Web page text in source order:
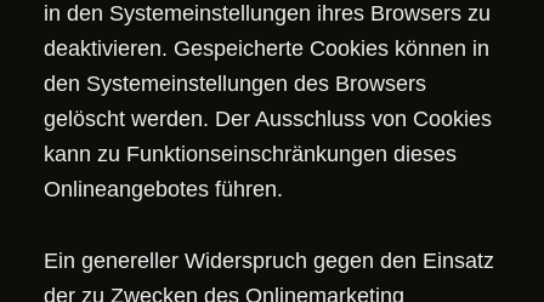
in den Systemeinstellungen ihres Browsers zu
deaktivieren. Gespeicherte Cookies können in
den Systemeinstellungen des Browsers
gelöscht werden. Der Ausschluss von Cookies
kann zu Funktionseinschränkungen dieses
Onlineangebotes führen.
Ein genereller Widerspruch gegen den Einsatz
der zu Zwecken des Onlinemarketing